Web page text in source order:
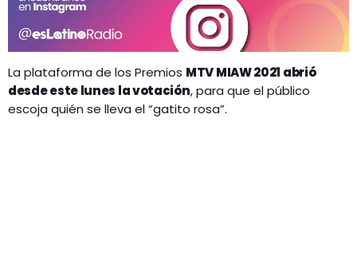
La plataforma de los Premios MTV MIAW 2021 abrió
desde este lunes la votación, para que el público
escoja quién se lleva el “gatito rosa”.